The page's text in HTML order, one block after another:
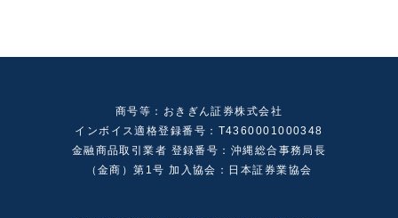
商号等：おきぎん証券株式会社
インボイス適格登録番号：T4360001000348
金融商品取引業者 登録番号：沖縄総合事務局長
（金商）第1号 加入協会：日本証券業協会